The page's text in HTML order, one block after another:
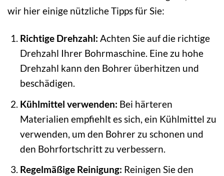
wir hier einige nützliche Tipps für Sie:
Richtige Drehzahl: Achten Sie auf die richtige
Drehzahl Ihrer Bohrmaschine. Eine zu hohe
Drehzahl kann den Bohrer überhitzen und
beschädigen.
Kühlmittel verwenden: Bei härteren
Materialien empfiehlt es sich, ein Kühlmittel zu
verwenden, um den Bohrer zu schonen und
den Bohrfortschritt zu verbessern.
Regelmäßige Reinigung: Reinigen Sie den